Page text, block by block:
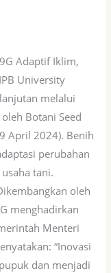
Adaptif Iklim,
University
melalui
Botani Seed
April 2024). Benih
perubahan
tani.
oleh
menghadirkan
Menteri
“Inovasi
dan menjadi